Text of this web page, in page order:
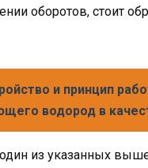
оборотов, стоит
и принцип
водород в
из указанных